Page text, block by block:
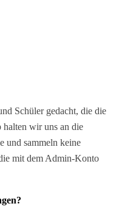
Schüler gedacht, die die
wir uns an die
und sammeln keine
mit dem Admin-Konto